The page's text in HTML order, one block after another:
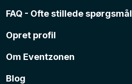
FAQ - Ofte stillede spørgsmål
Opret profil
Om Eventzonen
Blog